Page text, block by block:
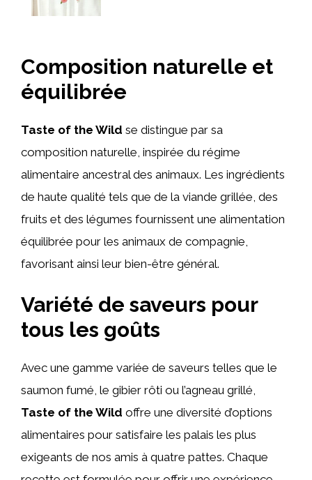
Composition naturelle et
équilibrée
Taste of the Wild se distingue par sa
composition naturelle, inspirée du régime
alimentaire ancestral des animaux. Les ingrédients
de haute qualité tels que de la viande grillée, des
fruits et des légumes fournissent une alimentation
équilibrée pour les animaux de compagnie,
favorisant ainsi leur bien-être général.
Variété de saveurs pour
tous les goûts
Avec une gamme variée de saveurs telles que le
saumon fumé, le gibier rôti ou l’agneau grillé,
Taste of the Wild offre une diversité d’options
alimentaires pour satisfaire les palais les plus
exigeants de nos amis à quatre pattes. Chaque